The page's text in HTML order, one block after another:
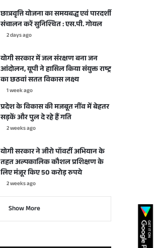
छात्रवृत्ति योजना का समयबद्ध एवं पारदर्शी
संचालन करें सुनिश्चित : एस.पी. गोयल
2 days ago
योगी सरकार में जल संरक्षण बना जन
आंदोलन, यूपी ने हासिल किया संयुक्त राष्ट्र
का छठवां सतत विकास लक्ष्य
1 week ago
प्रदेश के विकास की मजबूत नींव में बेहतर
सड़कें और पुल दे रहे हैं गति
2 weeks ago
योगी सरकार ने जीरो पॉवर्टी अभियान के
तहत अल्पकालिक कौशल प्रशिक्षण के
लिए मंजूर किए 50 करोड़ रुपये
2 weeks ago
Show More